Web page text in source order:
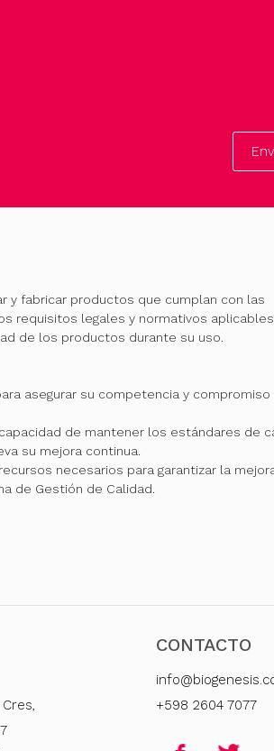
y fabricar productos que cumplan con las
requisitos legales y normativos
de los productos durante su uso.
asegurar su competencia y compromiso
de mantener los estándares de
su mejora continua.
necesarios para garantizar la
de Gestión de Calidad.
Cres,
CONTACTO
+598 2604 7077